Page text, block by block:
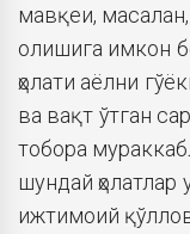
мавқеи,
олишига имкон
ҳолати аёлни
ва вақт ўтган
тобора
шундай
ижтимоий